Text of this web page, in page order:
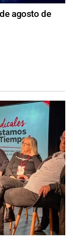
agosto de